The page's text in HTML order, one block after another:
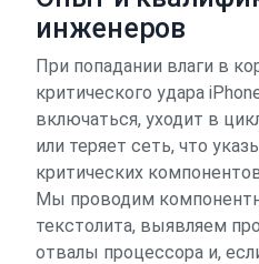
инженеров
При попадании влаги в
критического удара
включаться, уходит в
или теряет сеть, что
критических
Мы проводим
текстолита, выявляем
отвалы процессора и,